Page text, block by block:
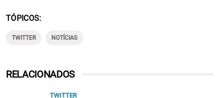
TÓPICOS
TWITTER NOTÍCIAS
RELACIONADOS
TWITTER